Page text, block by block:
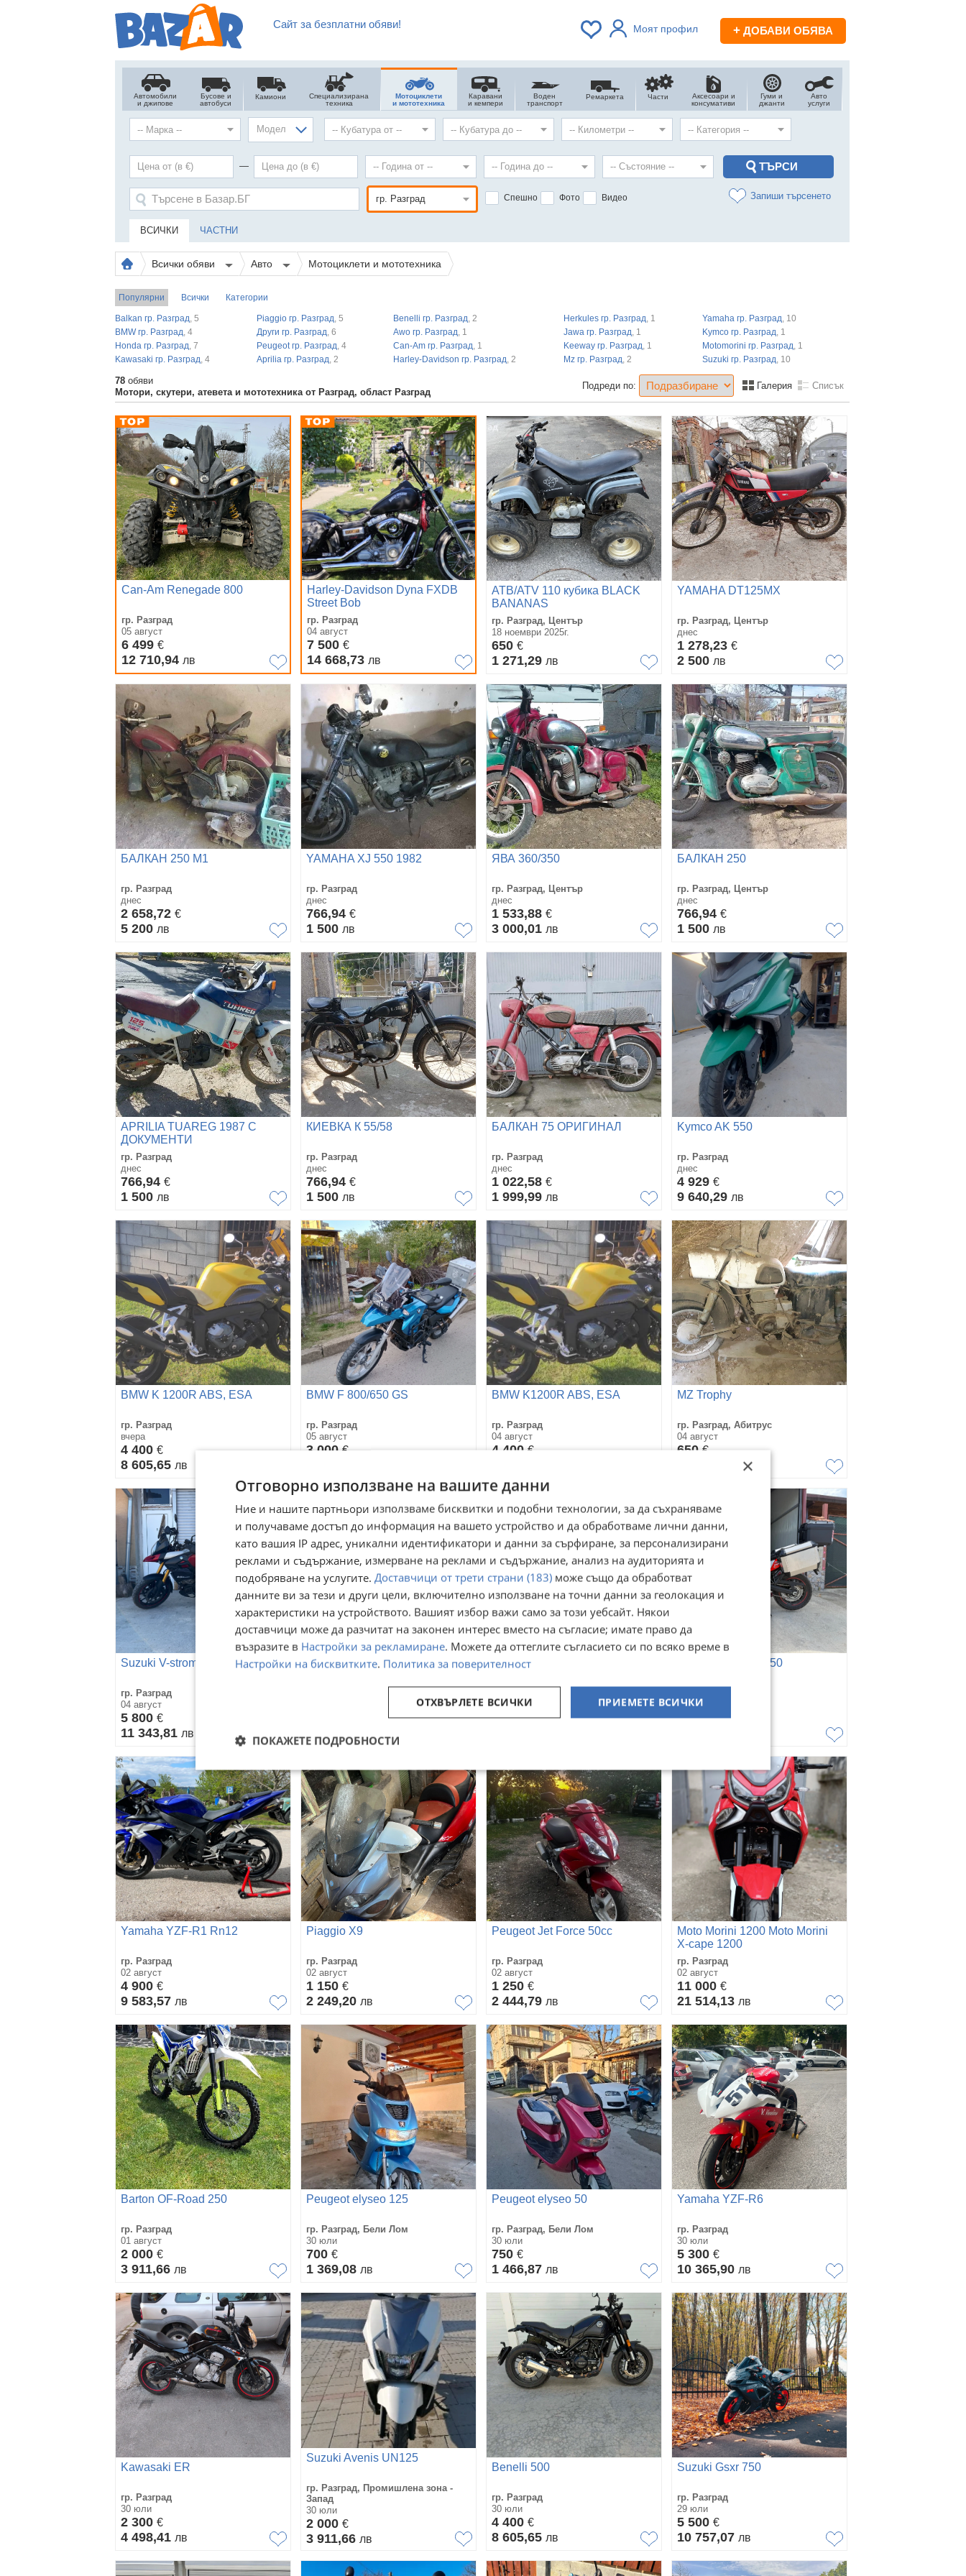
Сайт за безплатни обяви! Моят профил + ДОБАВИ ОБЯВА
Автомобили
и джипове
Бусове и
автобуси
Камиони
Специализирана
техника
Мотоциклети
и мототехника
Каравани
и кемпери
Воден
транспорт
Ремаркета Части
Аксесоари и
консумативи
Гуми и
джанти
Авто
услуги
Модел
—
Спешно Фото Видео Запиши търсенето
ВСИЧКИ ЧАСТНИ
Всички обяви Авто Мотоциклети и мототехника
Популярни Всички Категории
Balkan гр. Разград , 5
BMW гр. Разград , 4
Honda гр. Разград , 7
Kawasaki гр. Разград , 4
Piaggio гр. Разград , 5
Други гр. Разград , 6
Peugeot гр. Разград , 4
Aprilia гр. Разград , 2
Benelli гр. Разград , 2
Awo гр. Разград , 1
Can-Am гр. Разград , 1
Harley-Davidson гр. Разград , 2
Herkules гр. Разград , 1
Jawa гр. Разград , 1
Keeway гр. Разград , 1
Mz гр. Разград , 2
Yamaha гр. Разград , 10
Kymco гр. Разград , 1
Motomorini гр. Разград , 1
Suzuki гр. Разград , 10
78 обяви
Мотори, скутери, атевета и мототехника от Разград, област Разград
Подреди по: Галерия Списък
Can-Am Renеgade 800
гр. Разград
05 август
6 499 €
12 710,94 лв
Harley-Davidson Dyna FXDB
Street Bob
гр. Разград
04 август
7 500 €
14 668,73 лв
АТВ/ATV 110 кубика BLACK
BANANAS
гр. Разград, Център
18 ноември 2025г.
650 €
1 271,29 лв
YAMAHA DT125MX
гр. Разград, Център
днес
1 278,23 €
2 500 лв
БАЛКАН 250 М1
гр. Разград
днес
2 658,72 €
5 200 лв
YAMAHA XJ 550 1982
гр. Разград
днес
766,94 €
1 500 лв
ЯВА 360/350
гр. Разград, Център
днес
1 533,88 €
3 000,01 лв
БАЛКАН 250
гр. Разград, Център
днес
766,94 €
1 500 лв
APRILIA TUAREG 1987 С
ДОКУМЕНТИ
гр. Разград
днес
766,94 €
1 500 лв
КИЕВКА К 55/58
гр. Разград
днес
766,94 €
1 500 лв
БАЛКАН 75 ОРИГИНАЛ
гр. Разград
днес
1 022,58 €
1 999,99 лв
Kymco AK 550
гр. Разград
днес
4 929 €
9 640,29 лв
BMW K 1200R ABS, ESA
гр. Разград
вчера
4 400 €
8 605,65 лв
BMW F 800/650 GS
гр. Разград
05 август
3 000€
BMW K1200R ABS, ESA
гр. Разград
04 август
4 400 €
MZ Trophy
гр. Разград, Абитрус
04 август
650 €
лв
Suzuki V-strom 1050 TC ABS
гр. Разград
04 август
5 800 €
11 343,81 лв
Продавам колело Балкан Keeway Logik 125 125сс
04 август
850€
Suzuki V-strom 1050
03 август
9 300€
Yamaha YZF-R1 Rn12
гр. Разград
02 август
4 900 €
9 583,57 лв
Piaggio X9
гр. Разград
02 август
1 150 €
2 249,20 лв
Peugeot Jet Force 50cc
гр. Разград
02 август
1 250 €
2 444,79 лв
Moto Morini 1200 Moto Morini
X-cape 1200
гр. Разград
02 август
11 000 €
21 514,13 лв
Barton OF-Road 250
гр. Разград
01 август
2 000 €
3 911,66 лв
Peugeot elyseo 125
гр. Разград, Бели Лом
30 юли
700 €
1 369,08 лв
Peugeot elyseo 50
гр. Разград, Бели Лом
30 юли
750 €
1 466,87 лв
Yamaha YZF-R6
гр. Разград
30 юли
5 300 €
10 365,90 лв
Kawasaki ER
гр. Разград
30 юли
2 300 €
4 498,41 лв
Suzuki Avenis UN125
гр. Разград, Промишлена зона -
Запад
30 юли
2 000 €
3 911,66 лв
Benelli 500
гр. Разград
30 юли
4 400 €
8 605,65 лв
Suzuki Gsxr 750
гр. Разград
29 юли
5 500 €
10 757,07 лв
×
Отговорно използване на вашите данни
Ние и нашите партньори използваме бисквитки и подобни технологии, за да съхраняваме
и получаваме достъп до информация на вашето устройство и да обработваме лични данни,
като вашия IP адрес, уникални идентификатори и данни за сърфиране, за персонализирани
реклами и съдържание, измерване на реклами и съдържание, анализ на аудиторията и
подобряване на услугите. Доставчици от трети страни (183) може също да обработват
данните ви за тези и други цели, включително използване на точни данни за геолокация и
характеристики на устройството. Вашият избор важи само за този уебсайт. Някои
доставчици може да разчитат на законен интерес вместо на съгласие; имате право да
възразите в Настройки за рекламиране. Можете да оттеглите съгласието си по всяко време в
Настройки на бисквитките. Политика за поверителност
ПРИЕМЕТЕ ВСИЧКИ
ОТХВЪРЛЕТЕ ВСИЧКИ
ПОКАЖЕТЕ ПОДРОБНОСТИ